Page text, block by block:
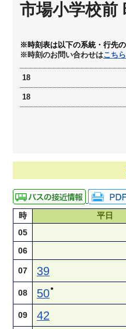
市場小学校前
※時刻表は以下の系統・行先
※時刻のお問い合わせはこちら
18
18
時 平日
05
06
07 39
08 50●
09 42